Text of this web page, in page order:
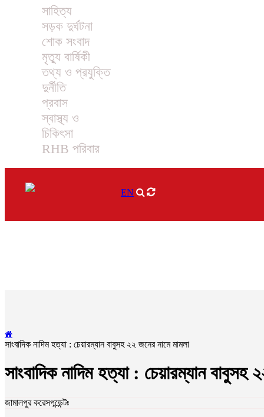
সাহিত্য
সড়ক দুর্ঘটনা
শোক সংবাদ
মৃত্যু বার্ষিকী
তথ্য ও প্রযুক্তি
দুর্নীতি
প্রবাস
স্বাস্থ্য ও
চিকিৎসা
RHB পরিবার
EN
সাংবাদিক নাদিম হত্যা : চেয়ারম্যান বাবুসহ ২২ জনের নামে মামলা
সাংবাদিক নাদিম হত্যা : চেয়ারম্যান বাবুসহ
জামালপুর করেসপন্ডেন্টঃ